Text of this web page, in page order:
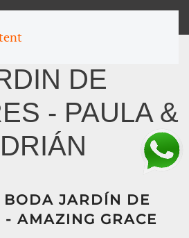
DE
- PAULA &
JARDÍN DE
- AMAZING GRACE